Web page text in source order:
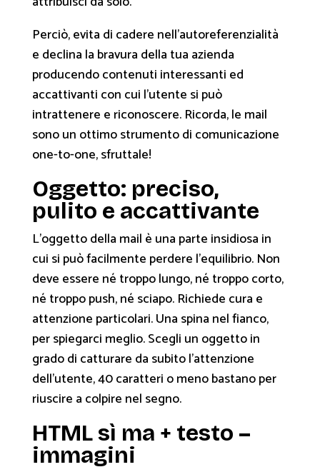
Perciò, evita di cadere nell’autoreferenzialità
e declina la bravura della tua azienda
producendo contenuti interessanti ed
accattivanti con cui l’utente si può
intrattenere e riconoscere. Ricorda, le mail
sono un ottimo strumento di comunicazione
one-to-one, sfruttale!
Oggetto: preciso,
pulito e accattivante
L’oggetto della mail è una parte insidiosa in
cui si può facilmente perdere l’equilibrio. Non
deve essere né troppo lungo, né troppo corto,
né troppo push, né sciapo. Richiede cura e
attenzione particolari. Una spina nel fianco,
per spiegarci meglio. Scegli un oggetto in
grado di catturare da subito l’attenzione
dell’utente, 40 caratteri o meno bastano per
riuscire a colpire nel segno.
HTML sì ma + testo –
immagini